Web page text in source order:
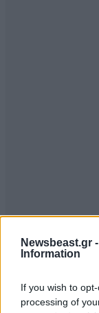
Newsbeast.gr -
Information
If you wish to
processing of